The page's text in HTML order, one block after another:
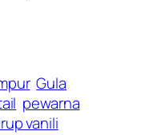
Gula
pewarna
vanili